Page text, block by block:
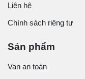
Liên hệ
Chính sách riêng tư
Sản phẩm
Van an toàn